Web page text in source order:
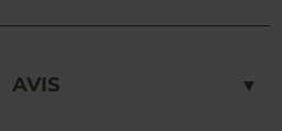
AVIS